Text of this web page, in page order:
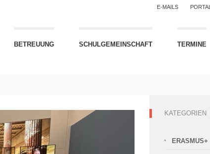
E-MAILS PORTAL
BETREUUNG SCHULGEMEINSCHAFT TERMINE
KATEGORIEN
ERASMUS+